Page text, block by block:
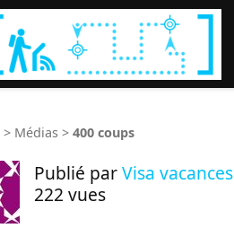
> Médias > 400 coups
Publié parVisa vacances
222 vues